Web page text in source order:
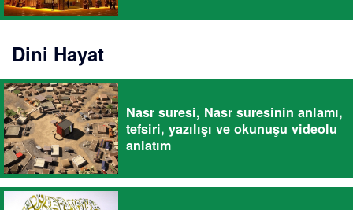
Dini Hayat
Nasr suresi, Nasr suresinin anlamı,
tefsiri, yazılışı ve okunuşu videolu
anlatım